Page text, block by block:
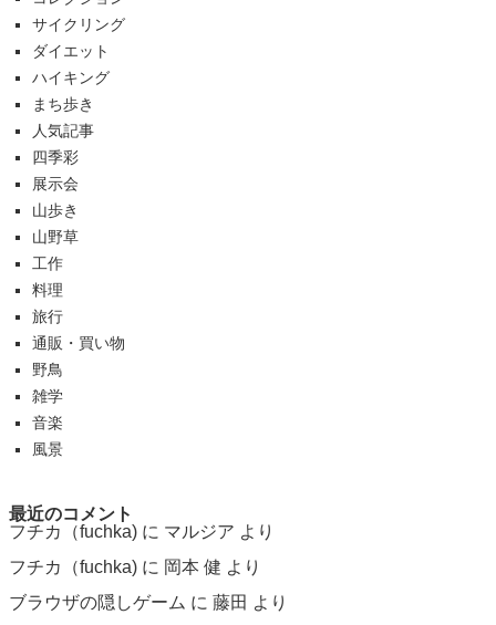
サイクリング
ダイエット
ハイキング
まち歩き
人気記事
四季彩
展示会
山歩き
山野草
工作
料理
旅行
通販・買い物
野鳥
雑学
音楽
風景
最近のコメント
フチカ（fuchka) に マルジア より
フチカ（fuchka) に 岡本 健 より
ブラウザの隠しゲーム に 藤田 より